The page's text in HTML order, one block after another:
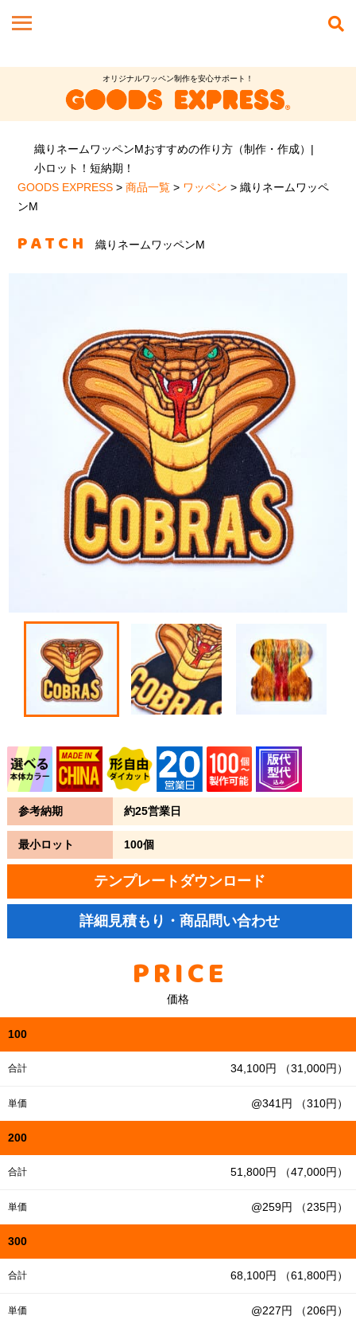
オリジナルワッペン制作を安心サポート！
織りネームワッペンMおすすめの作り方（制作・作成）|
小ロット！短納期！
GOODS EXPRESS >商品一覧 > ワッペン >織りネームワッペ
ンM
PATCH 織りネームワッペンM
参考納期 約25営業日
最小ロット 100個
テンプレートダウンロード
詳細見積もり・商品問い合わせ
PRICE
価格
100
合計 34,100円 （31,000円）
単価 @341円 （310円）
200
合計 51,800円 （47,000円）
単価 @259円 （235円）
300
合計 68,100円 （61,800円）
単価 @227円 （206円）